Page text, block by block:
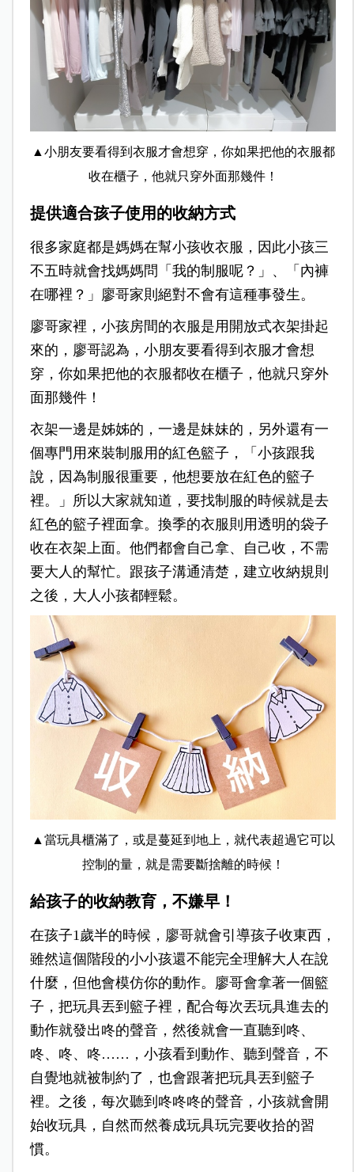
▲小朋友要看得到衣服才會想穿，你如果把他的衣服都
收在櫃子，他就只穿外面那幾件！
提供適合孩子使用的收納方式
很多家庭都是媽媽在幫小孩收衣服，因此小孩三
不五時就會找媽媽問「我的制服呢？」、「內褲
在哪裡？」廖哥家則絕對不會有這種事發生。
廖哥家裡，小孩房間的衣服是用開放式衣架掛起
來的，廖哥認為，小朋友要看得到衣服才會想
穿，你如果把他的衣服都收在櫃子，他就只穿外
面那幾件！
衣架一邊是姊姊的，一邊是妹妹的，另外還有一
個專門用來裝制服用的紅色籃子，「小孩跟我
說，因為制服很重要，他想要放在紅色的籃子
裡。」所以大家就知道，要找制服的時候就是去
紅色的籃子裡面拿。換季的衣服則用透明的袋子
收在衣架上面。他們都會自己拿、自己收，不需
要大人的幫忙。跟孩子溝通清楚，建立收納規則
之後，大人小孩都輕鬆。
▲當玩具櫃滿了，或是蔓延到地上，就代表超過它可以
控制的量，就是需要斷捨離的時候！
給孩子的收納教育，不嫌早！
在孩子1歲半的時候，廖哥就會引導孩子收東西，
雖然這個階段的小小孩還不能完全理解大人在說
什麼，但他會模仿你的動作。廖哥會拿著一個籃
子，把玩具丟到籃子裡，配合每次丟玩具進去的
動作就發出咚的聲音，然後就會一直聽到咚、
咚、咚、咚…… ，小孩看到動作、聽到聲音，不
自覺地就被制約了，也會跟著把玩具丟到籃子
裡。之後，每次聽到咚咚咚的聲音，小孩就會開
始收玩具，自然而然養成玩具玩完要收拾的習
慣。